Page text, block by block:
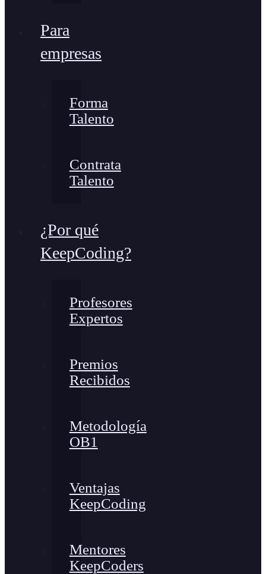
Para
empresas
Forma
Talento
Contrata
Talento
¿Por qué
KeepCoding?
Profesores
Expertos
Premios
Recibidos
Metodología
OB1
Ventajas
KeepCoding
Mentores
KeepCoders